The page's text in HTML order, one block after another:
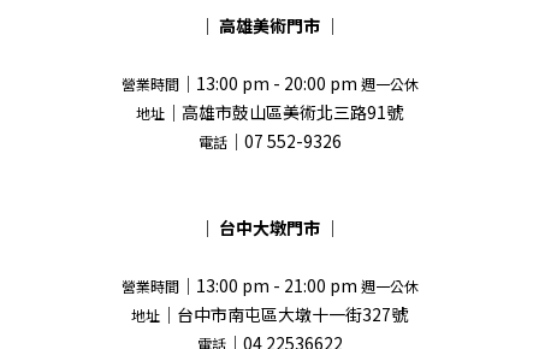
｜ 高雄美術門市 ｜
營業時間｜13:00 pm - 20:00 pm 週一公休
地址 ｜高雄市鼓山區美術北三路91號
電話｜07 552-9326
｜ 台中大墩門市 ｜
營業時間｜13:00 pm - 21:00 pm 週一公休
地址 ｜台中市南屯區大墩十一街327號
電話｜04 22536622